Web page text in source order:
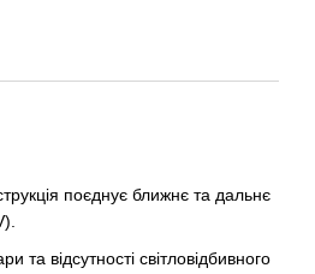
поєднує ближнє та дальнє
відсутності світловідбивного